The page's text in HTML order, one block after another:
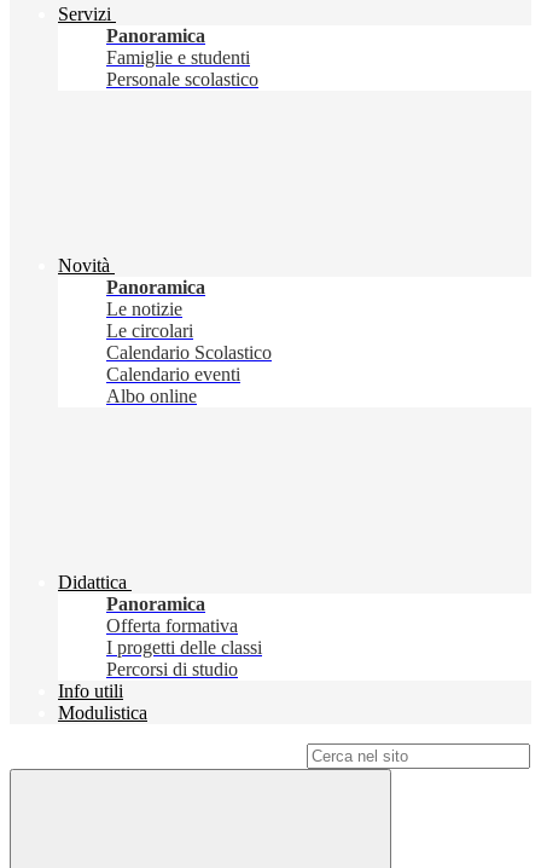
Servizi
Panoramica
Famiglie e studenti
Personale scolastico
Novità
Panoramica
Le notizie
Le circolari
Calendario Scolastico
Calendario eventi
Albo online
Didattica
Panoramica
Offerta formativa
I progetti delle classi
Percorsi di studio
Info utili
Modulistica